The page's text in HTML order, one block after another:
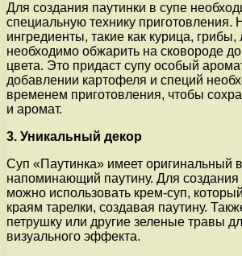
Для создания паутинки в супе
специальную технику приготовления.
ингредиенты, такие как курица, грибы,
необходимо обжарить на сковороде до
цвета. Это придаст супу особый
добавлении картофеля и специй
временем приготовления, чтобы
и аромат.
3. Уникальный декор
Суп «Паутинка» имеет оригинальный
напоминающий паутину. Для создания
можно использовать крем-суп,
краям тарелки, создавая паутину.
петрушку или другие зеленые травы
визуального эффекта.